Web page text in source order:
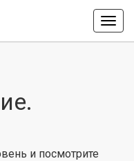
и посмотрите